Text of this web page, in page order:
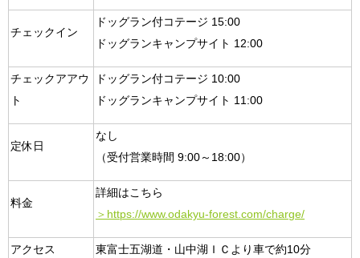
チェックイン
ドッグラン付コテージ 15:00
ドッグランキャンプサイト 12:00
チェックアアウ
ト
ドッグラン付コテージ 10:00
ドッグランキャンプサイト 11:00
定休日
なし
（受付営業時間 9:00～18:00）
料金
詳細はこちら
＞https://www.odakyu-forest.com/charge/
アクセス 東富士五湖道・山中湖ＩＣより車で約10分